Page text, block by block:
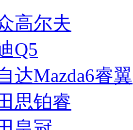
高尔夫
Q5
达Mazda6睿翼
思铂睿